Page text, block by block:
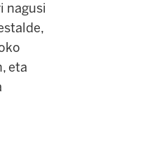
nagusi
eta